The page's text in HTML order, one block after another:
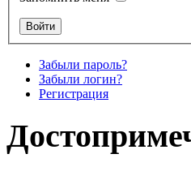
Забыли пароль?
Забыли логин?
Регистрация